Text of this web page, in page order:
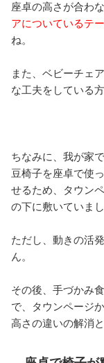
座卓の高さが合わ
アについているテ
ね。
また、ベビーチェ
な工夫をしている方
ちなみに、我が家
豆椅子を座卓で使
せるため、タウン
の下に敷いていまし
ただし、動きの活
ん。
その後、手づかみ
で、タウンページ
高さの違いの解消